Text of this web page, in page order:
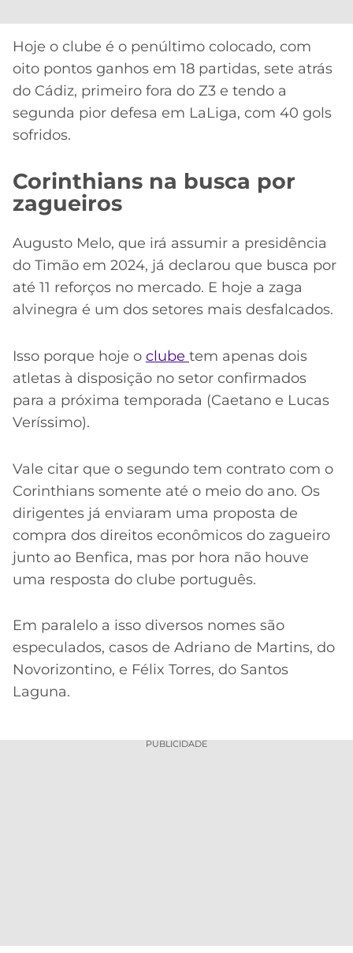
Hoje o clube é o penúltimo colocado, com
oito pontos ganhos em 18 partidas, sete atrás
do Cádiz, primeiro fora do Z3 e tendo a
segunda pior defesa em LaLiga, com 40 gols
sofridos.
Corinthians na busca por
zagueiros
Augusto Melo, que irá assumir a presidência
do Timão em 2024, já declarou que busca por
até 11 reforços no mercado. E hoje a zaga
alvinegra é um dos setores mais desfalcados.
Isso porque hoje o clube tem apenas dois
atletas à disposição no setor confirmados
para a próxima temporada (Caetano e Lucas
Veríssimo).
Vale citar que o segundo tem contrato com o
Corinthians somente até o meio do ano. Os
dirigentes já enviaram uma proposta de
compra dos direitos econômicos do zagueiro
junto ao Benfica, mas por hora não houve
uma resposta do clube português.
Em paralelo a isso diversos nomes são
especulados, casos de Adriano de Martins, do
Novorizontino, e Félix Torres, do Santos
Laguna.
PUBLICIDADE